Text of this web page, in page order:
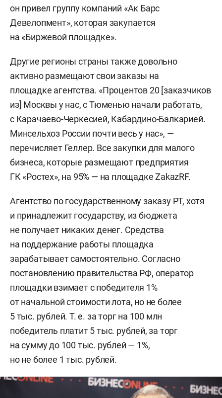
он привел группу компаний «Ак Барс
Девелопмент», которая закупается
на «Биржевой площадке».
Другие регионы страны также довольно
активно размещают свои заказы на
площадке агентства. «Процентов 20 [заказчиков
из] Москвы у нас, с Тюменью начали работать,
с Карачаево-Черкесией, Кабардино-Балкарией.
Минсельхоз России почти весь у нас», —
перечисляет Геллер. Все закупки для малого
бизнеса, которые размещают предприятия
ГК «Ростех», на 95% — на площадке ZakazRF.
Агентство по государственному заказу РТ, хотя
и принадлежит государству, из бюджета
не получает никаких денег. Средства
на поддержание работы площадка
зарабатывает самостоятельно. Согласно
постановлению правительства РФ, оператор
площадки взимает с победителя 1%
от начальной стоимости лота, но не более
5 тыс. рублей. Т. е. за торг на 100 млн
победитель платит 5 тыс. рублей, за торг
на сумму до 100 тыс. рублей — 1%,
но не более 1 тыс. рублей.